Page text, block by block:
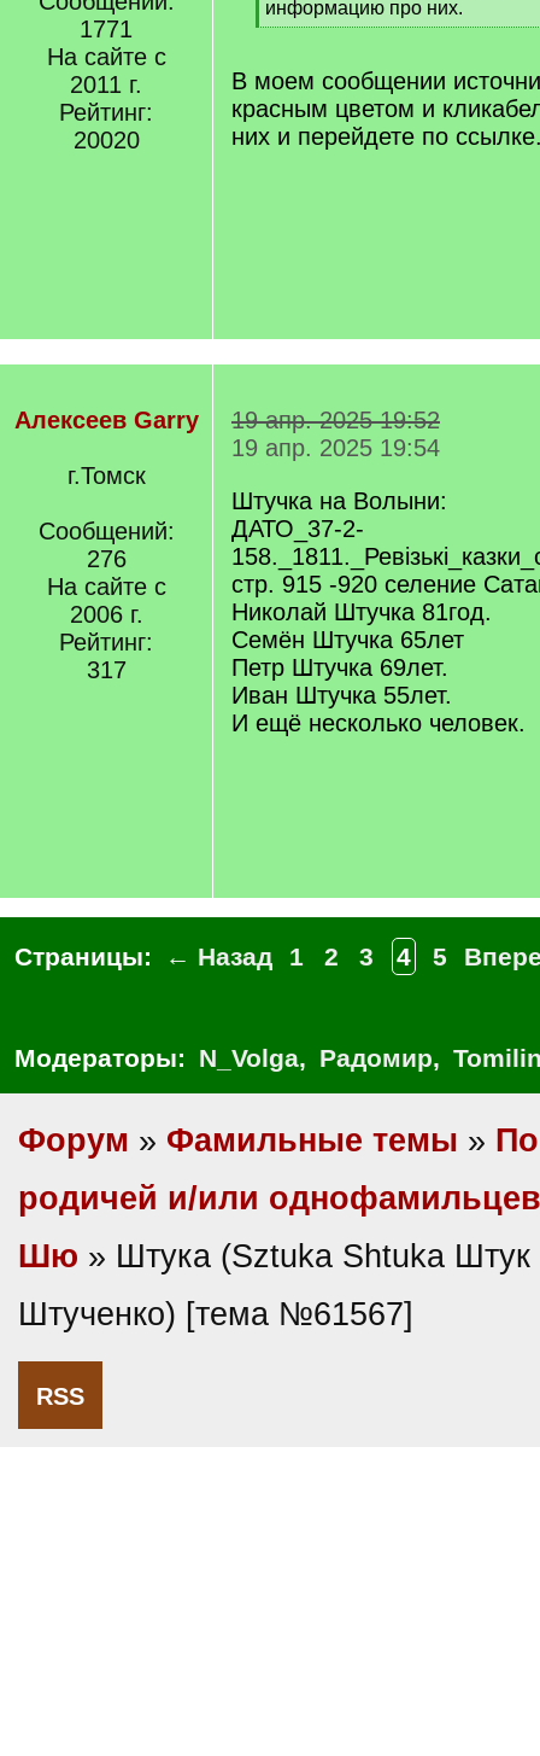
1771
На сайте с
2011 г.
Рейтинг:
20020
информацию про них.
[
q
]
В моем сообщении
красным цветом и
них и перейдете по
Алексеев Garry
г.Томск
Сообщений:
276
На сайте с
2006 г.
Рейтинг:
317
19 апр. 2025 19:52
19 апр. 2025 19:54
Штучка на Волыни:
ДАТО_37-2-
стр. 915 -920 селение
Николай Штучка 81год.
Семён Штучка 65лет
Петр Штучка 69лет.
Иван Штучка 55лет.
И ещё несколько человек.
Страницы: ← Назад 1 2 3 4 5
Модераторы: N_Volga, Радомир,
Форум » Фамильные темы »
родичей и/или однофамильцев
Шю » Штука (Sztuka Shtuka
Штученко) [тема №61567]
RSS